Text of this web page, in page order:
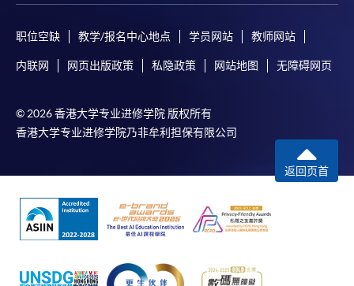
职位空缺 教学/报名中心地点 学员网站 教师网站
内联网 网页出版政策 私隐政策 网站地图 无障碍网页
© 2026 香港大学专业进修学院 版权所有
香港大学专业进修学院乃非牟利担保有限公司
返回页首